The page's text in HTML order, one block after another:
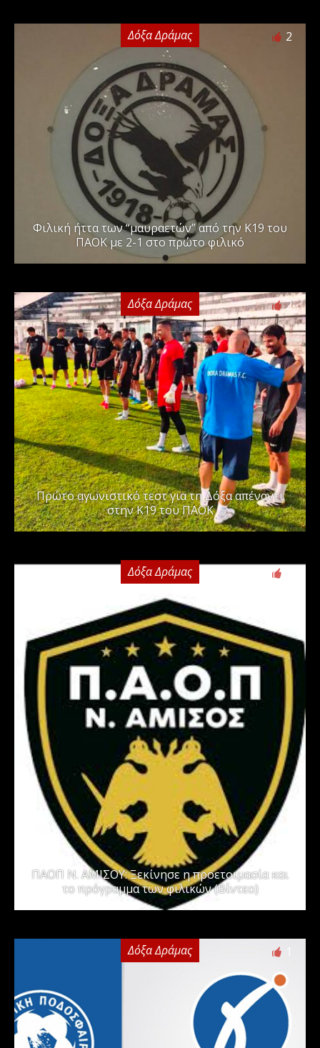
Δόξα Δράμας 2
Φιλική ήττα των “μαυραετών” από την Κ19 του
ΠΑΟΚ με 2-1 στο πρώτο φιλικό
Δόξα Δράμας 2
Πρώτο αγωνιστικό τεστ για τη Δόξα απέναντι
στην Κ19 του ΠΑΟΚ
Δόξα Δράμας
ΠΑΟΠ Ν. ΑΜΙΣΟΥ: Ξεκίνησε η προετοιμασία και
το πρόγραμμα των φιλικών (Βίντεο)
Δόξα Δράμας